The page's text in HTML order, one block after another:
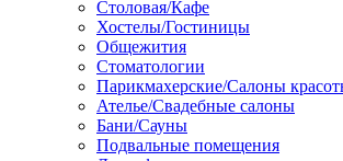
Столовая/Кафе
Хостелы/Гостиницы
Общежития
Стоматологии
Парикмахерские/Салоны
Ателье/Свадебные салоны
Бани/Сауны
Подвальные помещения